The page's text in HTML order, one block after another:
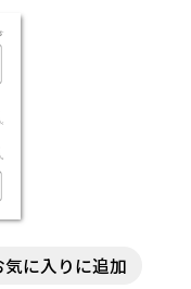
るようにし
例と同様な問
に振り返っ
とができま
は，ドリルを
たりするた
理解の徹底
にご活用い
気に入りに追加